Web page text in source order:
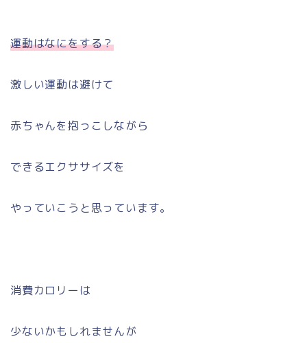
運動はなにをする？
激しい運動は避けて
赤ちゃんを抱っこしながら
できるエクササイズを
やっていこうと思っています。
消費カロリーは
少ないかもしれませんが